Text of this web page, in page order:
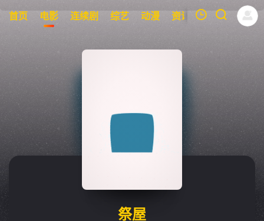
首页 电影 连续剧 综艺 动漫 资讯 明星 周表
暂无观看影片的记录
祭屋